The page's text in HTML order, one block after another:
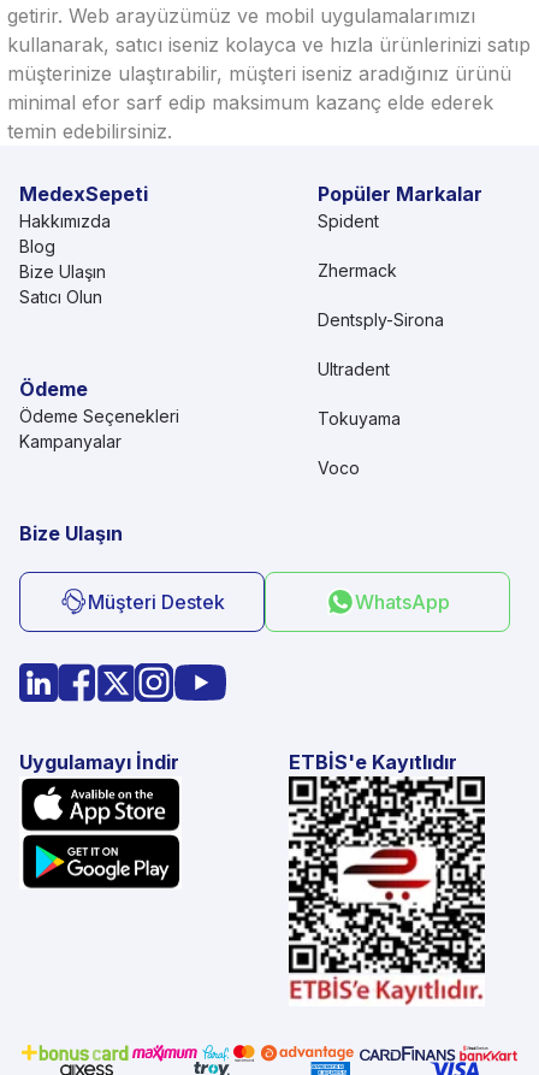
getirir. Web arayüzümüz ve mobil uygulamalarımızı
kullanarak, satıcı iseniz kolayca ve hızla ürünlerinizi satıp
müşterinize ulaştırabilir, müşteri iseniz aradığınız ürünü
minimal efor sarf edip maksimum kazanç elde ederek
temin edebilirsiniz.
MedexSepeti
Hakkımızda
Blog
Bize Ulaşın
Satıcı Olun
Ödeme
Ödeme Seçenekleri
Kampanyalar
Popüler Markalar
Spident
Zhermack
Dentsply-Sirona
Ultradent
Tokuyama
Voco
Bize Ulaşın
Müşteri Destek WhatsApp
Uygulamayı İndir ETBİS'e Kayıtlıdır